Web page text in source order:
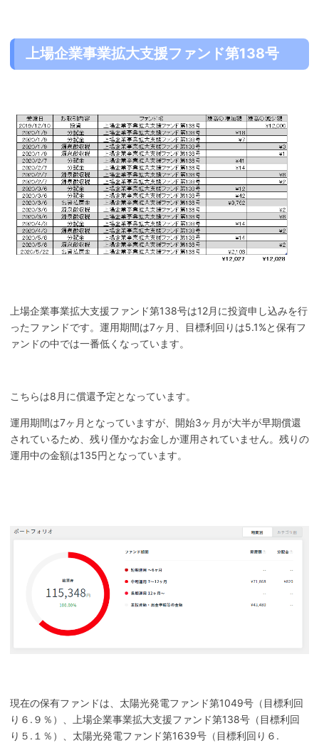
上場企業事業拡大支援ファンド第138号
上場企業事業拡大支援ファンド第138号は12月に投資申し込みを行
ったファンドです。運用期間は7ヶ月、目標利回りは5.1%と保有フ
ァンドの中では一番低くなっています。
こちらは8月に償還予定となっています。
運用期間は7ヶ月となっていますが、開始3ヶ月が大半が早期償還
されているため、残り僅かなお金しか運用されていません。残りの
運用中の金額は135円となっています。
現在の保有ファンドは、太陽光発電ファンド第1049号（目標利回
り６.９％）、上場企業事業拡大支援ファンド第138号（目標利回
り５.１％）、太陽光発電ファンド第1639号（目標利回り６.